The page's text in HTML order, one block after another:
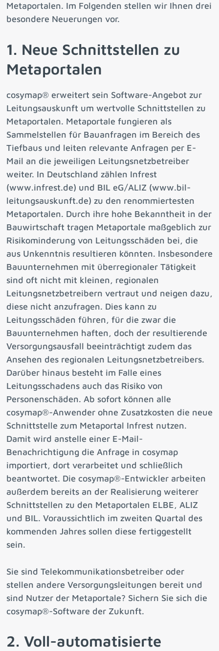
Metaportalen. Im Folgenden stellen wir Ihnen drei
besondere Neuerungen vor.
1. Neue Schnittstellen zu
Metaportalen
cosymap® erweitert sein Software-Angebot zur
Leitungsauskunft um wertvolle Schnittstellen zu
Metaportalen. Metaportale fungieren als
Sammelstellen für Bauanfragen im Bereich des
Tiefbaus und leiten relevante Anfragen per E-
Mail an die jeweiligen Leitungsnetzbetreiber
weiter. In Deutschland zählen Infrest
(www.infrest.de) und BIL eG/ALIZ (www.bil-
leitungsauskunft.de) zu den renommiertesten
Metaportalen. Durch ihre hohe Bekanntheit in der
Bauwirtschaft tragen Metaportale maßgeblich zur
Risikominderung von Leitungsschäden bei, die
aus Unkenntnis resultieren könnten. Insbesondere
Bauunternehmen mit überregionaler Tätigkeit
sind oft nicht mit kleinen, regionalen
Leitungsnetzbetreibern vertraut und neigen dazu,
diese nicht anzufragen. Dies kann zu
Leitungsschäden führen, für die zwar die
Bauunternehmen haften, doch der resultierende
Versorgungsausfall beeinträchtigt zudem das
Ansehen des regionalen Leitungsnetzbetreibers.
Darüber hinaus besteht im Falle eines
Leitungsschadens auch das Risiko von
Personenschäden. Ab sofort können alle
cosymap®-Anwender ohne Zusatzkosten die neue
Schnittstelle zum Metaportal Infrest nutzen.
Damit wird anstelle einer E-Mail-
Benachrichtigung die Anfrage in cosymap
importiert, dort verarbeitet und schließlich
beantwortet. Die cosymap®-Entwickler arbeiten
außerdem bereits an der Realisierung weiterer
Schnittstellen zu den Metaportalen ELBE, ALIZ
und BIL. Voraussichtlich im zweiten Quartal des
kommenden Jahres sollen diese fertiggestellt
sein.
Sie sind Telekommunikationsbetreiber oder
stellen andere Versorgungsleitungen bereit und
sind Nutzer der Metaportale? Sichern Sie sich die
cosymap®-Software der Zukunft.
2. Voll-automatisierte